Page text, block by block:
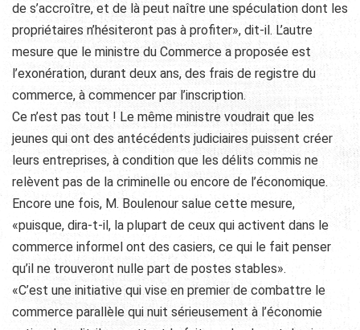
de s’accroître, et de là peut naître une spéculation dont les
propriétaires n’hésiteront pas à profiter», dit-il. L’autre
mesure que le ministre du Commerce a proposée est
l’exonération, durant deux ans, des frais de registre du
commerce, à commencer par l’inscription.
Ce n’est pas tout ! Le même ministre voudrait que les
jeunes qui ont des antécédents judiciaires puissent créer
leurs entreprises, à condition que les délits commis ne
relèvent pas de la criminelle ou encore de l’économique.
Encore une fois, M. Boulenour salue cette mesure,
«puisque, dira-t-il, la plupart de ceux qui activent dans le
commerce informel ont des casiers, ce qui le fait penser
qu’il ne trouveront nulle part de postes stables».
«C’est une initiative qui vise en premier de combattre le
commerce parallèle qui nuit sérieusement à l’économie